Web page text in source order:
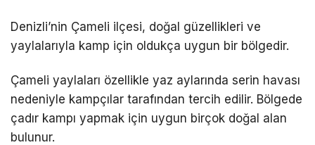
Denizli’nin Çameli ilçesi, doğal güzellikleri ve
yaylalarıyla kamp için oldukça uygun bir bölgedir.
Çameli yaylaları özellikle yaz aylarında serin havası
nedeniyle kampçılar tarafından tercih edilir. Bölgede
çadır kampı yapmak için uygun birçok doğal alan
bulunur.